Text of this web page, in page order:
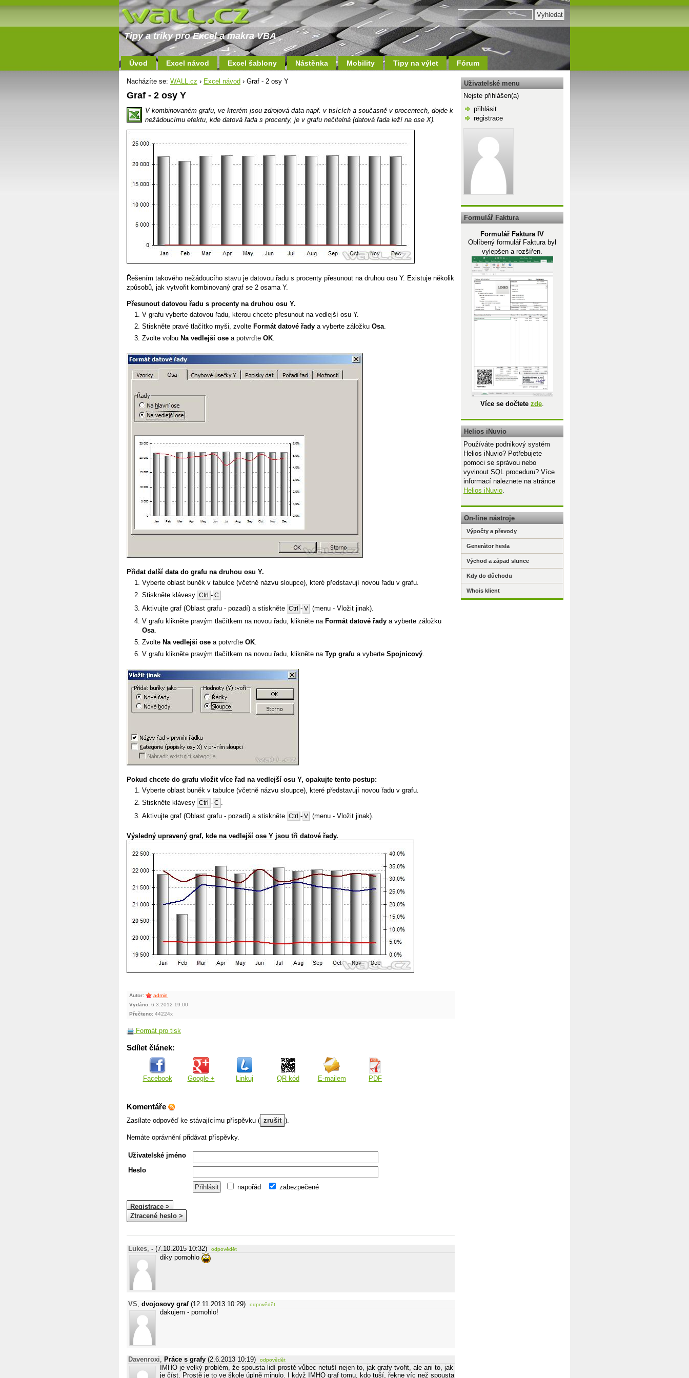
Tipy a triky pro Excel a makra VBA
Úvod Excel návod Excel šablony Nástěnka Mobility Tipy na výlet Fórum
Nacházíte se: WALL.cz › Excel návod › Graf - 2 osy Y
Graf - 2 osy Y
V kombinovaném grafu, ve kterém jsou zdrojová data např. v tisících a současně v procentech, dojde k
nežádoucímu efektu, kde datová řada s procenty, je v grafu nečitelná (datová řada leží na ose X).
Řešením takového nežádoucího stavu je datovou řadu s procenty přesunout na druhou osu Y. Existuje několik
způsobů, jak vytvořit kombinovaný graf se 2 osama Y.
Přesunout datovou řadu s procenty na druhou osu Y.
V grafu vyberte datovou řadu, kterou chcete přesunout na vedlejší osu Y.
Stiskněte pravé tlačítko myši, zvolte Formát datové řady a vyberte záložku Osa.
Zvolte volbu Na vedlejší ose a potvrďte OK.
Přidat další data do grafu na druhou osu Y.
Vyberte oblast buněk v tabulce (včetně názvu sloupce), které představují novou řadu v grafu.
Stiskněte klávesy Ctrl - C .
Aktivujte graf (Oblast grafu - pozadí) a stiskněte Ctrl - V
(menu - Vložit jinak).
V grafu klikněte pravým tlačítkem na novou řadu, klikněte na Formát datové řady a vyberte záložku
Osa.
Zvolte Na vedlejší ose a potvrďte OK.
V grafu klikněte pravým tlačítkem na novou řadu, klikněte na Typ grafu a vyberte Spojnicový.
Pokud chcete do grafu vložit více řad na vedlejší osu Y, opakujte tento postup:
Vyberte oblast buněk v tabulce (včetně názvu sloupce), které představují novou řadu v grafu.
Stiskněte klávesy Ctrl - C .
Aktivujte graf (Oblast grafu - pozadí) a stiskněte Ctrl - V (menu - Vložit jinak).
Výsledný upravený graf, kde na vedlejší ose Y jsou tři datové řady.
Autor:
admin
Vydáno: 6.3.2012 19:00
Přečteno: 44224x
Formát pro tisk
Sdílet článek:
Facebook Google + Linkuj QR kód E-mailem PDF
Komentáře
Zasílate odpověď ke stávajícímu příspěvku ( zrušit ).
Nemáte oprávnění přidávat příspěvky.
Uživatelské jméno
Heslo
napořád zabezpečené
Registrace >
Ztracené heslo >
Lukes, - (7.10.2015 10:32) odpovědět
diky pomohlo
VS, dvojosovy graf (12.11.2013 10:29) odpovědět
dakujem - pomohlo!
Davenroxi, Práce s grafy (2.6.2013 10:19) odpovědět
IMHO je velký problém, že spousta lidí prostě vůbec netuší nejen to, jak grafy tvořit, ale ani to, jak
je číst. Prostě je to ve škole úplně minulo. I když IMHO graf tomu, kdo tuší, řekne víc než spousta
Uživatelské menu
Nejste přihlášen(a)
přihlásit
registrace
Formulář Faktura
Formulář Faktura IV
Oblíbený formulář Faktura byl
vylepšen a rozšířen.
Více se dočtete zde.
Helios iNuvio
Používáte podnikový systém
Helios iNuvio? Potřebujete
pomoci se správou nebo
vyvinout SQL proceduru? Více
informací naleznete na stránce
Helios iNuvio.
On-line nástroje
Výpočty a převody
Generátor hesla
Východ a západ slunce
Kdy do důchodu
Whois klient